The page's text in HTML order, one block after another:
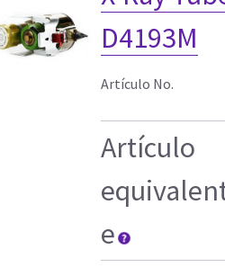
D4193M
Artículo No.
Artículo
e